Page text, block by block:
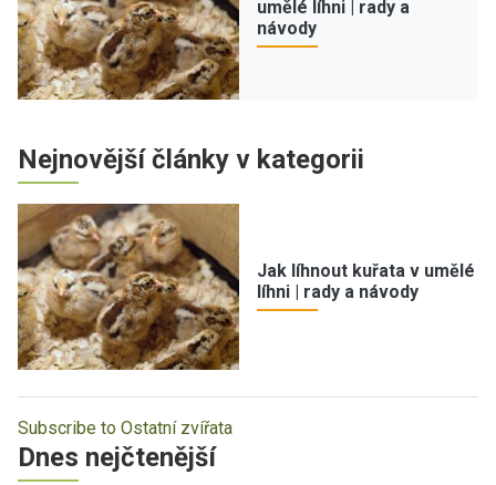
umělé líhni | rady a
návody
Nejnovější články v kategorii
Jak líhnout kuřata v umělé
líhni | rady a návody
Subscribe to Ostatní zvířata
Dnes nejčtenější